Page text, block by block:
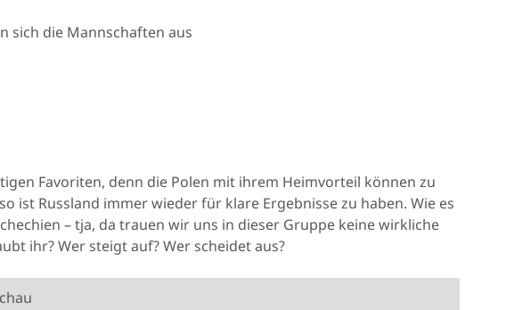
sich die Mannschaften aus
Favoriten, denn die Polen mit ihrem Heimvorteil können zu
ist Russland immer wieder für klare Ergebnisse zu haben. Wie es
– tja, da trauen wir uns in dieser Gruppe keine wirkliche
ihr? Wer steigt auf? Wer scheidet aus?